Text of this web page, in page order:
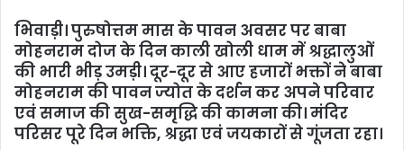
भिवाड़ी। पुरुषोत्तम मास के पावन अवसर पर बाबा
मोहनराम दोज के दिन काली खोली धाम में श्रद्धालुओं
की भारी भीड़ उमड़ी। दूर-दूर से आए हजारों भक्तों ने बाबा
मोहनराम की पावन ज्योत के दर्शन कर अपने परिवार
एवं समाज की सुख-समृद्धि की कामना की। मंदिर
परिसर पूरे दिन भक्ति, श्रद्धा एवं जयकारों से गूंजता रहा।